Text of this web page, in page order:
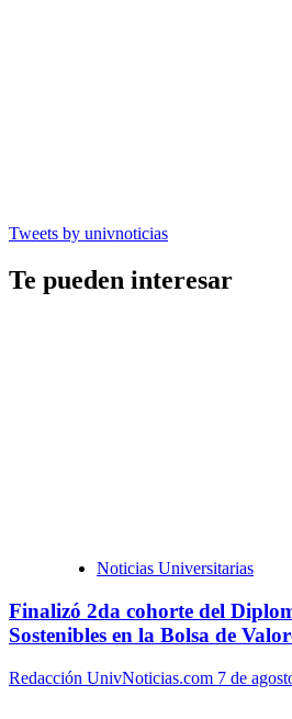
Tweets by univnoticias
Te pueden interesar
Noticias Universitarias
Finalizó 2da cohorte del
Sostenibles en la Bolsa de
Redacción UnivNoticias.com 7 de